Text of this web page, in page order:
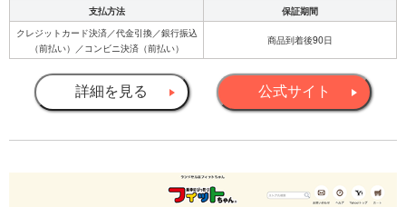
支払方法
保証期間
クレジットカード決済／代金引換／銀行振込
（前払い）／コンビニ決済（前払い）
商品到着後90日
詳細を見る 公式サイト